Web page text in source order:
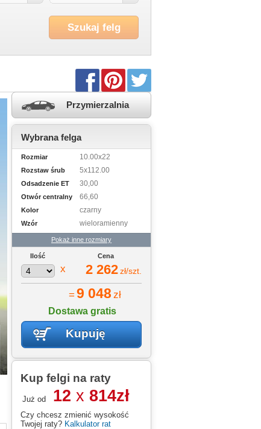
Szukaj felg
FacebookPinterest
Przymierzalnia
Wybrana felga
Rozmiar 10.00x22
Rozstaw śrub 5x112.00
Odsadzenie ET 30,00
Otwór centralny 66,60
Kolor czarny
Wzór wieloramienny
Pokaż inne rozmiary
Ilość
x
Cena
2 262zł/szt.
= 9 048 zł
Dostawa gratis
Kupuję
Kup felgi na raty
Już od 12 x 814zł
Czy chcesz zmienić wysokość
Twojej raty? Kalkulator rat